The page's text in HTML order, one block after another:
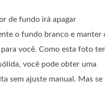
de fundo irá apagar
o fundo branco e manter
você. Como esta foto
você pode obter uma
sem ajuste manual. Mas se